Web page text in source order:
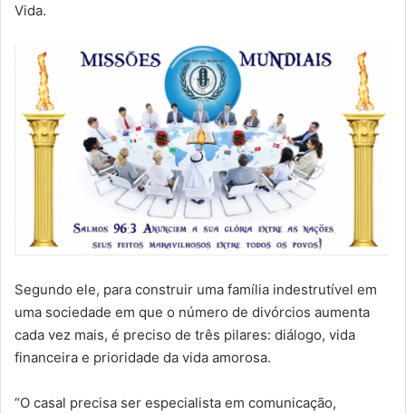
Vida.
Segundo ele, para construir uma família indestrutível em
uma sociedade em que o número de divórcios aumenta
cada vez mais, é preciso de três pilares: diálogo, vida
financeira e prioridade da vida amorosa.
“O casal precisa ser especialista em comunicação,